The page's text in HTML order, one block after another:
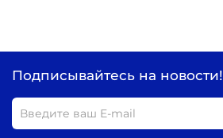
Подписывайтесь на новости!